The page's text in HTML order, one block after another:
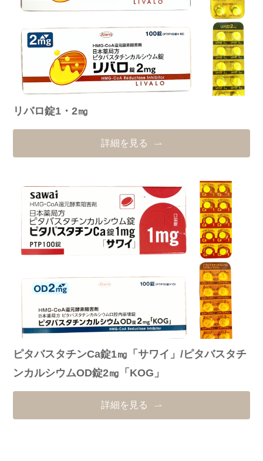
リバロ錠1・2㎎
詳細を見る
ピタバスタチンCa錠1㎎「サワイ」/ピタバスタチ
ンカルシウムOD錠2㎎「KOG」
詳細を見る